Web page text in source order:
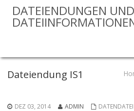
DATEIENDUNGEN UND
Dateiendung IS1
DEZ 03, 2014 ADMIN
DATENDATEI